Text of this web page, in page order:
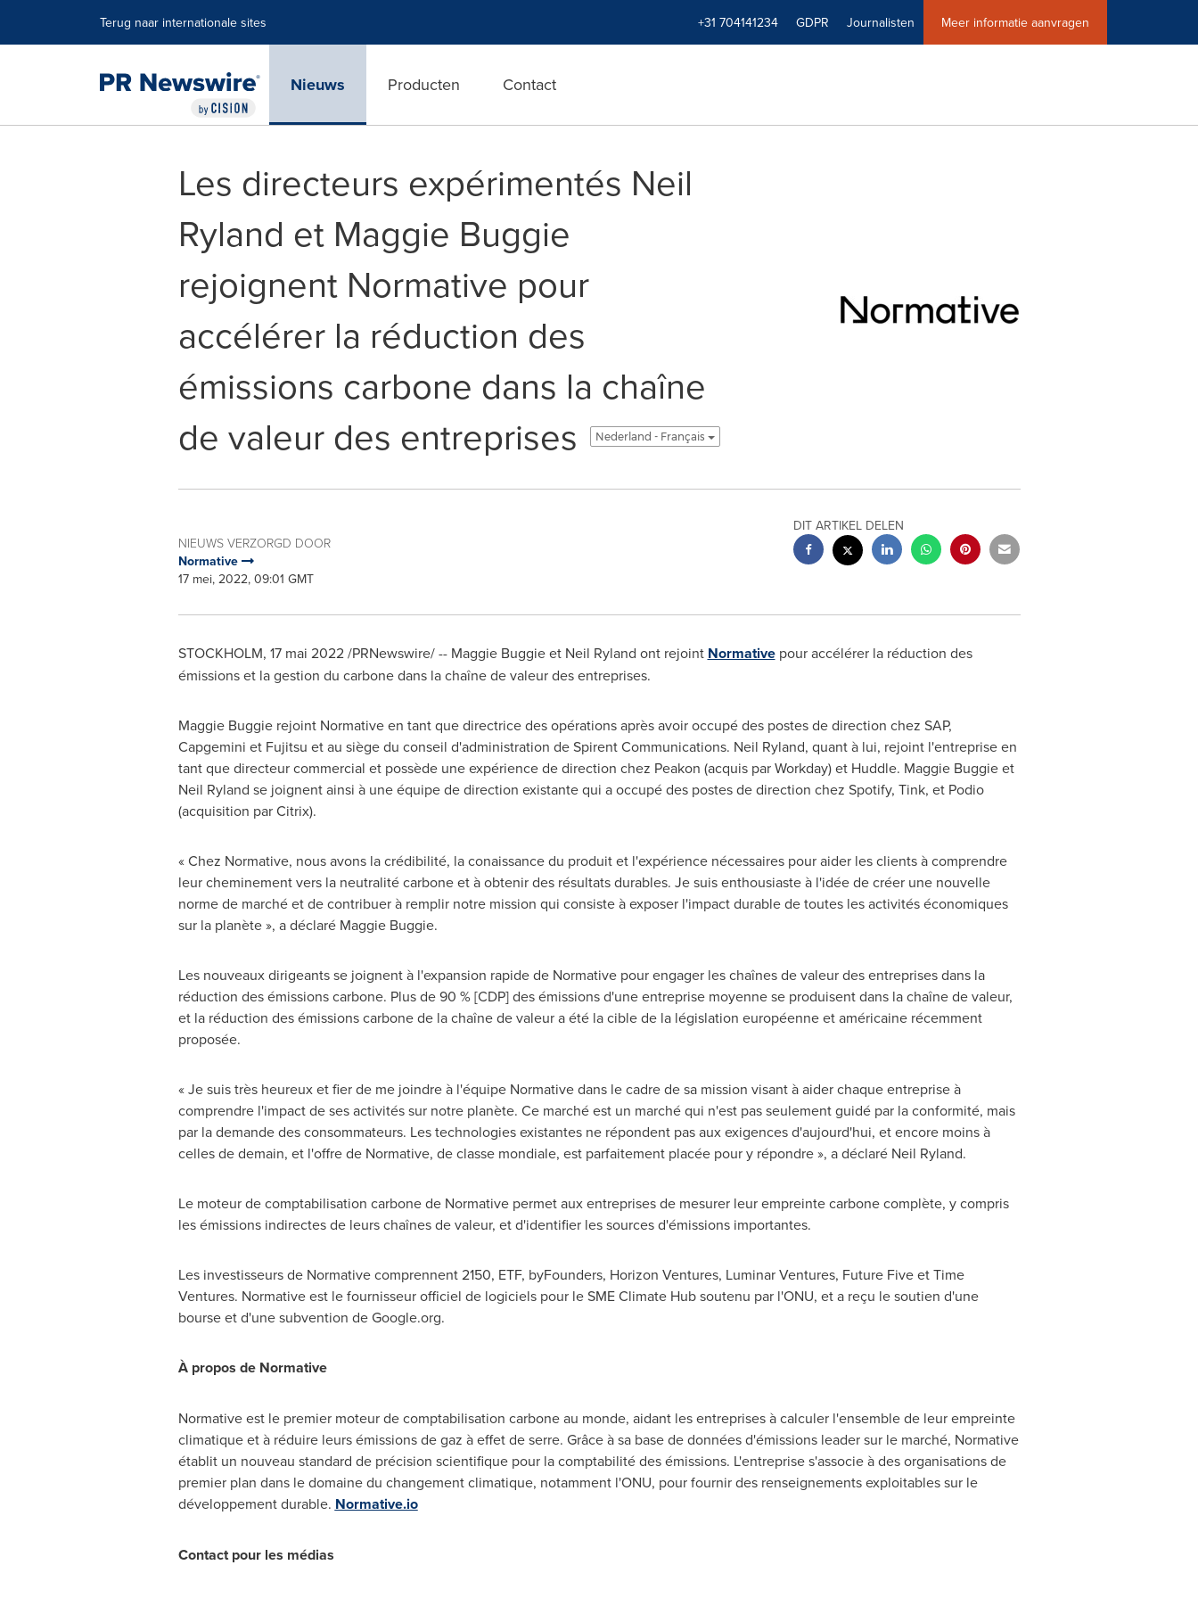
Terug naar internationale sites +31 704141234 GDPR Journalisten Meer informatie aanvragen
Nieuws Producten Contact
Les directeurs expérimentés Neil
Ryland et Maggie Buggie
rejoignent Normative pour
accélérer la réduction des
émissions carbone dans la chaîne
de valeur des entreprises
Nederland - Français
NIEUWS VERZORGD DOOR
Normative
17 mei, 2022, 09:01 GMT
DIT ARTIKEL DELEN
STOCKHOLM, 17 mai 2022/PRNewswire/ -- Maggie Buggieet Neil Ryland ont rejoint Normativepour accélérer la réduction des
émissions et la gestion du carbone dans la chaîne de valeur des entreprises.
Maggie Buggierejoint Normative en tant que directrice des opérations après avoir occupé des postes de direction chez SAP,
Capgemini et Fujitsu et au siège du conseil d'administration de Spirent Communications. Neil Ryland, quant à lui, rejoint l'entreprise en
tant que directeur commercial et possède une expérience de direction chez Peakon (acquis par Workday) et Huddle. Maggie Buggieet
Neil Ryland se joignent ainsi à une équipe de direction existante qui a occupé des postes de direction chez Spotify, Tink, et Podio
(acquisition par Citrix).
« Chez Normative, nous avons la crédibilité, la conaissance du produit et l'expérience nécessaires pour aider les clients à comprendre
leur cheminement vers la neutralité carbone et à obtenir des résultats durables. Je suis enthousiaste à l'idée de créer une nouvelle
norme de marché et de contribuer à remplir notre mission qui consiste à exposer l'impact durable de toutes les activités économiques
sur la planète », a déclaré Maggie Buggie.
Les nouveaux dirigeants se joignent à l'expansion rapide de Normative pour engager les chaînes de valeur des entreprises dans la
réduction des émissions carbone. Plus de 90 % [CDP] des émissions d'une entreprise moyenne se produisent dans la chaîne de valeur,
et la réduction des émissions carbone de la chaîne de valeur a été la cible de la législation européenne et américaine récemment
proposée.
« Je suis très heureux et fier de me joindre à l'équipe Normative dans le cadre de sa mission visant à aider chaque entreprise à
comprendre l'impact de ses activités sur notre planète. Ce marché est un marché qui n'est pas seulement guidé par la conformité, mais
par la demande des consommateurs. Les technologies existantes ne répondent pas aux exigences d'aujourd'hui, et encore moins à
celles de demain, et l'offre de Normative, de classe mondiale, est parfaitement placée pour y répondre », a déclaré Neil Ryland.
Le moteur de comptabilisation carbone de Normative permet aux entreprises de mesurer leur empreinte carbone complète, y compris
les émissions indirectes de leurs chaînes de valeur, et d'identifier les sources d'émissions importantes.
Les investisseurs de Normative comprennent 2150, ETF, byFounders, Horizon Ventures, Luminar Ventures, Future Five et Time
Ventures. Normative est le fournisseur officiel de logiciels pour le SME Climate Hub soutenu par l'ONU, et a reçu le soutien d'une
bourse et d'une subvention de Google.org.
À propos de Normative
Normative est le premier moteur de comptabilisation carbone au monde, aidant les entreprises à calculer l'ensemble de leur empreinte
climatique et à réduire leurs émissions de gaz à effet de serre. Grâce à sa base de données d'émissions leader sur le marché, Normative
établit un nouveau standard de précision scientifique pour la comptabilité des émissions. L'entreprise s'associe à des organisations de
premier plan dans le domaine du changement climatique, notamment l'ONU, pour fournir des renseignements exploitables sur le
développement durable. Normative.io
Contact pour les médias